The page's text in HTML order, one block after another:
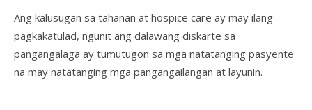
Pamilya at Mga Tagapag-
alaga
Ang kalusugan sa tahanan at hospice care ay may ilang
pagkakatulad, ngunit ang dalawang diskarte sa
pangangalaga ay tumutugon sa mga natatanging pasyente
na may natatanging mga pangangailangan at layunin.